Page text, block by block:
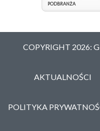
PODBRANŻA
COPYRIGHT 2026:
AKTUALNOŚCI
POLITYKA